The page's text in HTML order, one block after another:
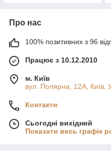
Про нас
100% позитивних з 96
Працює з 10.12.2010
м. Київ
вул. Полярна, 12А, Київ,
Контакти
Сьогодні вихідний
Показати весь графік